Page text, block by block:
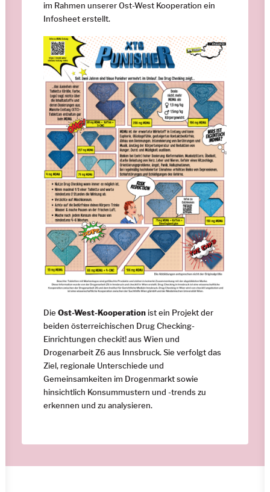
im Rahmen unserer Ost-West Kooperation ein
Infosheeterstellt.
Die Ost-West-Kooperation ist ein Projekt der
beiden österreichischen Drug Checking-
Einrichtungen checkit! aus Wien und
Drogenarbeit Z6 aus Innsbruck. Sie verfolgt das
Ziel, regionale Unterschiede und
Gemeinsamkeiten im Drogenmarkt sowie
hinsichtlich Konsummustern und -trends zu
erkennen und zu analysieren.